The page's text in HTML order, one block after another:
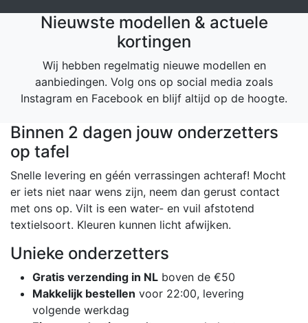
Nieuwste modellen & actuele
kortingen
Wij hebben regelmatig nieuwe modellen en
aanbiedingen. Volg ons op social media zoals
Instagram en Facebook en blijf altijd op de hoogte.
Binnen 2 dagen jouw onderzetters
op tafel
Snelle levering en géén verrassingen achteraf! Mocht
er iets niet naar wens zijn, neem dan gerust contact
met ons op. Vilt is een water- en vuil afstotend
textielsoort. Kleuren kunnen licht afwijken.
Unieke onderzetters
Gratis verzending in NL boven de €50
Makkelijk bestellen voor 22:00, levering
volgende werkdag